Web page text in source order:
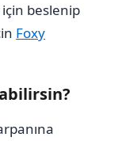
beslenip
Foxy